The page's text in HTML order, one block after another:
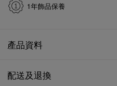
1年飾品保養
產品資料
配送及退換